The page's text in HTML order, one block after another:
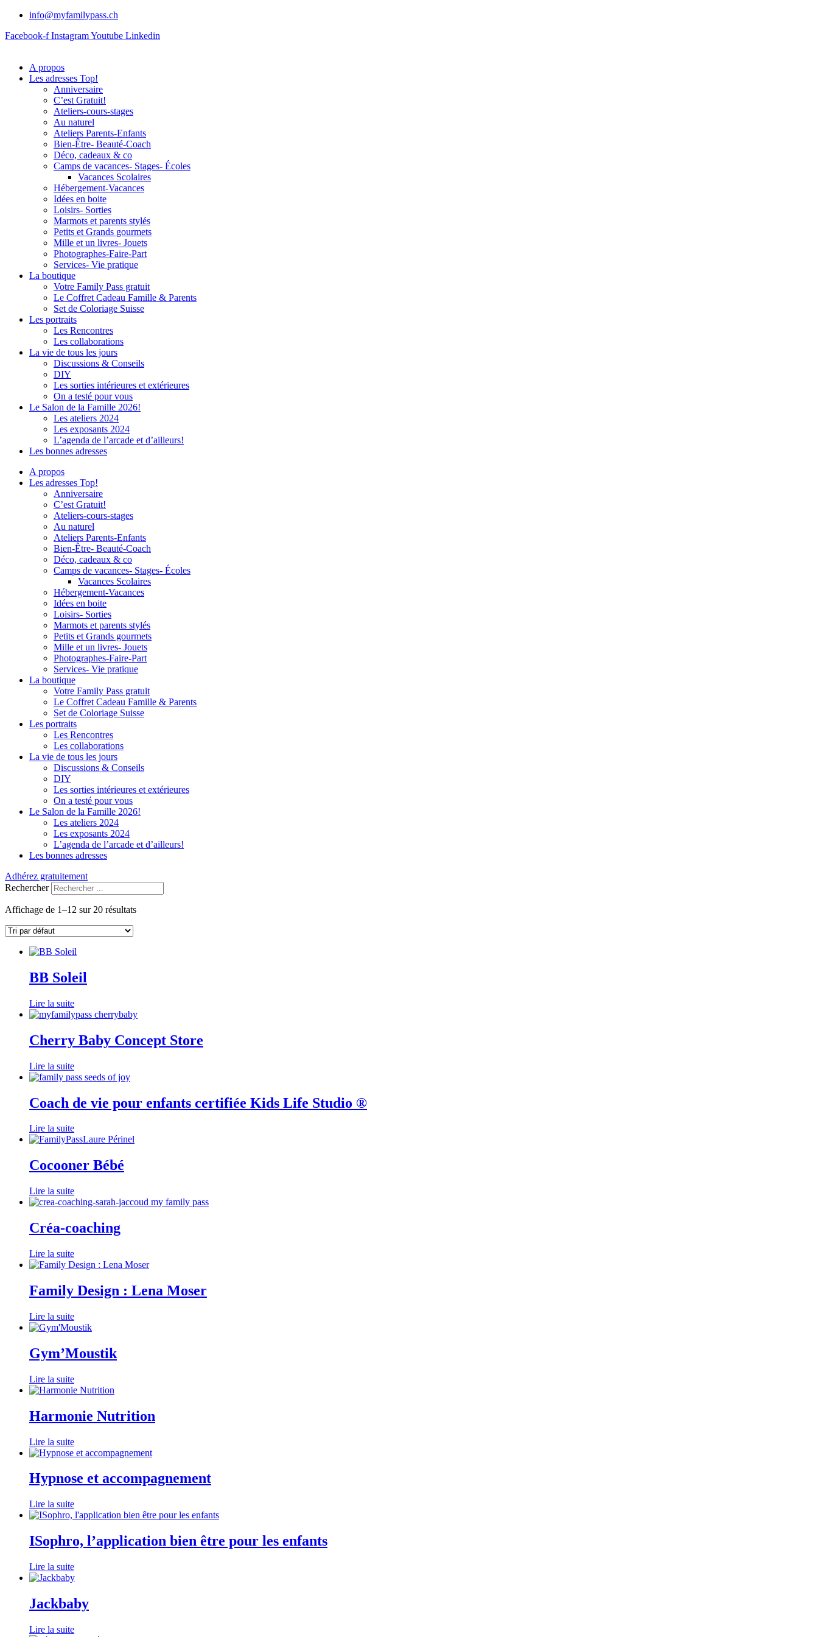
info@myfamilypass.ch
Facebook-f InstagramYoutube Linkedin
A propos
Les adresses Top!
Anniversaire
C’est Gratuit!
Ateliers-cours-stages
Au naturel
Ateliers Parents-Enfants
Bien-Être- Beauté-Coach
Déco, cadeaux & co
Camps de vacances- Stages- Écoles
Vacances Scolaires
Hébergement-Vacances
Idées en boite
Loisirs- Sorties
Marmots et parents stylés
Petits et Grands gourmets
Mille et un livres- Jouets
Photographes-Faire-Part
Services- Vie pratique
La boutique
Votre Family Pass gratuit
Le Coffret Cadeau Famille & Parents
Set de Coloriage Suisse
Les portraits
Les Rencontres
Les collaborations
La vie de tous les jours
Discussions & Conseils
DIY
Les sorties intérieures et extérieures
On a testé pour vous
Le Salon de la Famille 2026!
Les ateliers 2024
Les exposants 2024
L’agenda de l’arcade et d’ailleurs!
Les bonnes adresses
A propos
Les adresses Top!
Anniversaire
C’est Gratuit!
Ateliers-cours-stages
Au naturel
Ateliers Parents-Enfants
Bien-Être- Beauté-Coach
Déco, cadeaux & co
Camps de vacances- Stages- Écoles
Vacances Scolaires
Hébergement-Vacances
Idées en boite
Loisirs- Sorties
Marmots et parents stylés
Petits et Grands gourmets
Mille et un livres- Jouets
Photographes-Faire-Part
Services- Vie pratique
La boutique
Votre Family Pass gratuit
Le Coffret Cadeau Famille & Parents
Set de Coloriage Suisse
Les portraits
Les Rencontres
Les collaborations
La vie de tous les jours
Discussions & Conseils
DIY
Les sorties intérieures et extérieures
On a testé pour vous
Le Salon de la Famille 2026!
Les ateliers 2024
Les exposants 2024
L’agenda de l’arcade et d’ailleurs!
Les bonnes adresses
Adhérez gratuitement
Rechercher
Affichage de 1–12 sur 20 résultats
BB Soleil
Lire la suite
Cherry Baby Concept Store
Lire la suite
Coach de vie pour enfants certifiée Kids Life Studio ®
Lire la suite
Cocooner Bébé
Lire la suite
Créa-coaching
Lire la suite
Family Design : Lena Moser
Lire la suite
Gym’Moustik
Lire la suite
Harmonie Nutrition
Lire la suite
Hypnose et accompagnement
Lire la suite
ISophro, l’application bien être pour les enfants
Lire la suite
Jackbaby
Lire la suite